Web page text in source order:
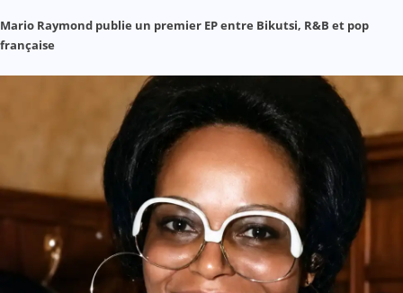
Mario Raymond publie un premier EP entre Bikutsi, R&B et pop
française